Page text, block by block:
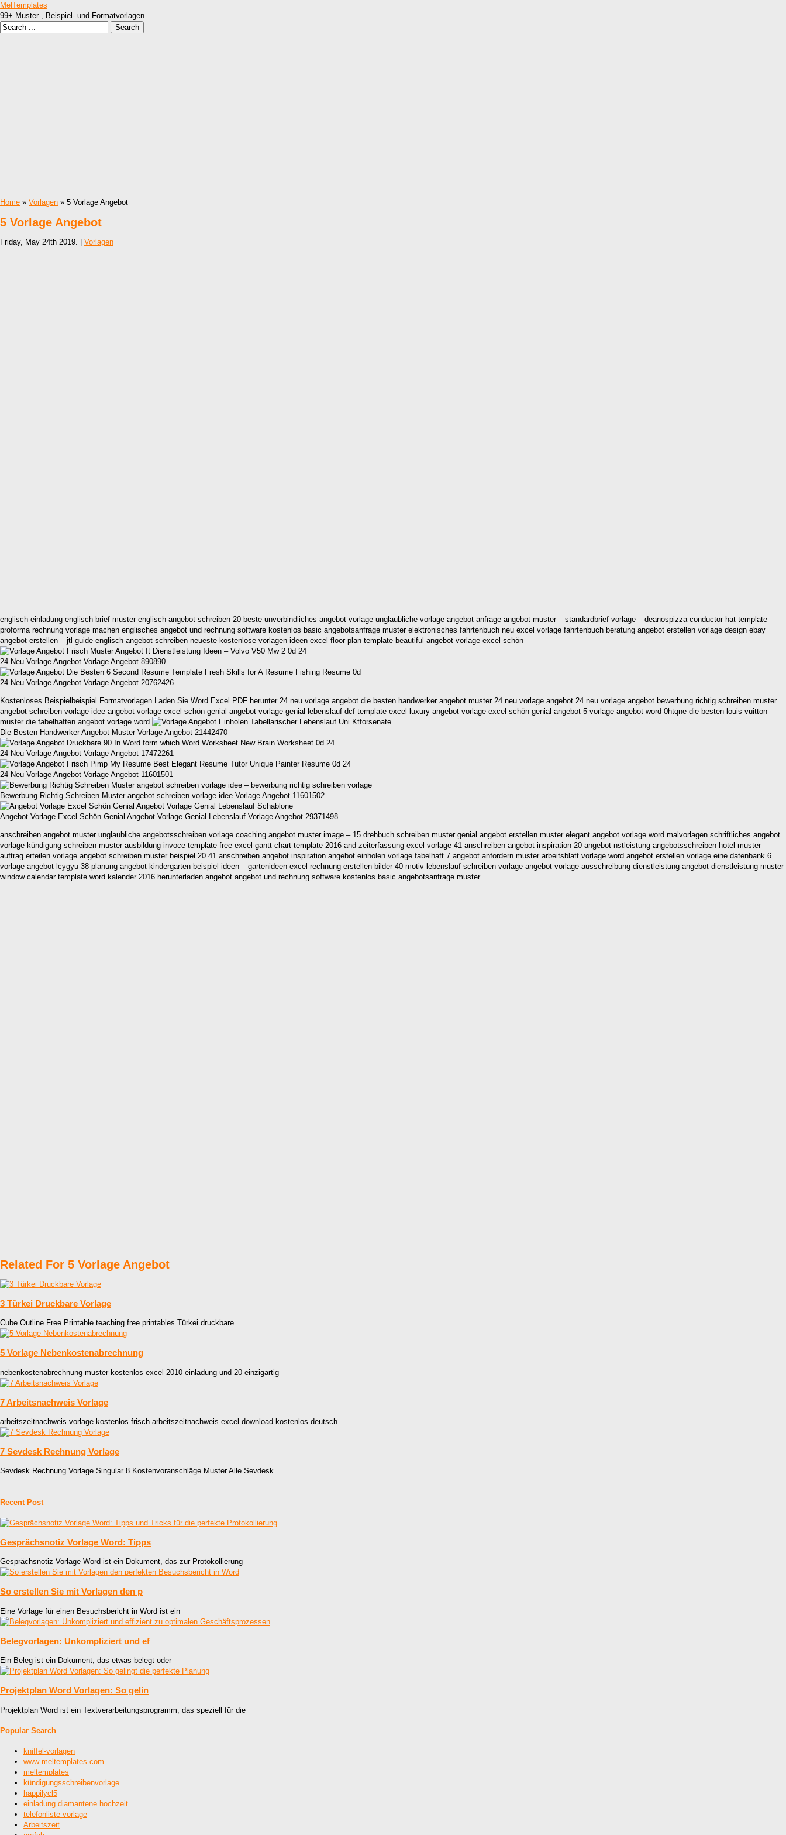
MelTemplates
99+ Muster-, Beispiel- und Formatvorlagen
Home » Vorlagen » 5 Vorlage Angebot
5 Vorlage Angebot
Friday, May 24th 2019. | Vorlagen
englisch einladung englisch brief muster englisch angebot schreiben 20 beste unverbindliches angebot vorlage unglaubliche vorlage angebot anfrage angebot muster – standardbrief vorlage – deanospizza conductor hat template
proforma rechnung vorlage machen englisches angebot und rechnung software kostenlos basic angebotsanfrage muster elektronisches fahrtenbuch neu excel vorlage fahrtenbuch beratung angebot erstellen vorlage design ebay
angebot erstellen – jtl guide englisch angebot schreiben neueste kostenlose vorlagen ideen excel floor plan template beautiful angebot vorlage excel schön
24 Neu Vorlage Angebot Vorlage Angebot 890890
24 Neu Vorlage Angebot Vorlage Angebot 20762426
Kostenloses Beispielbeispiel Formatvorlagen Laden Sie Word Excel PDF herunter 24 neu vorlage angebot die besten handwerker angebot muster 24 neu vorlage angebot 24 neu vorlage angebot bewerbung richtig schreiben muster
angebot schreiben vorlage idee angebot vorlage excel schön genial angebot vorlage genial lebenslauf dcf template excel luxury angebot vorlage excel schön genial angebot 5 vorlage angebot word 0htqne die besten louis vuitton
muster die fabelhaften angebot vorlage word
Die Besten Handwerker Angebot Muster Vorlage Angebot 21442470
24 Neu Vorlage Angebot Vorlage Angebot 17472261
24 Neu Vorlage Angebot Vorlage Angebot 11601501
Bewerbung Richtig Schreiben Muster angebot schreiben vorlage idee Vorlage Angebot 11601502
Angebot Vorlage Excel Schön Genial Angebot Vorlage Genial Lebenslauf Vorlage Angebot 29371498
anschreiben angebot muster unglaubliche angebotsschreiben vorlage coaching angebot muster image – 15 drehbuch schreiben muster genial angebot erstellen muster elegant angebot vorlage word malvorlagen schriftliches angebot
vorlage kündigung schreiben muster ausbildung invoce template free excel gantt chart template 2016 and zeiterfassung excel vorlage 41 anschreiben angebot inspiration 20 angebot nstleistung angebotsschreiben hotel muster
auftrag erteilen vorlage angebot schreiben muster beispiel 20 41 anschreiben angebot inspiration angebot einholen vorlage fabelhaft 7 angebot anfordern muster arbeitsblatt vorlage word angebot erstellen vorlage eine datenbank 6
vorlage angebot lcygyu 38 planung angebot kindergarten beispiel ideen – gartenideen excel rechnung erstellen bilder 40 motiv lebenslauf schreiben vorlage angebot vorlage ausschreibung dienstleistung angebot dienstleistung muster
window calendar template word kalender 2016 herunterladen angebot angebot und rechnung software kostenlos basic angebotsanfrage muster
Related For 5 Vorlage Angebot
3 Türkei Druckbare Vorlage
Cube Outline Free Printable teaching free printables Türkei druckbare
5 Vorlage Nebenkostenabrechnung
nebenkostenabrechnung muster kostenlos excel 2010 einladung und 20 einzigartig
7 Arbeitsnachweis Vorlage
arbeitszeitnachweis vorlage kostenlos frisch arbeitszeitnachweis excel download kostenlos deutsch
7 Sevdesk Rechnung Vorlage
Sevdesk Rechnung Vorlage Singular 8 Kostenvoranschläge Muster Alle Sevdesk
Recent Post
Gesprächsnotiz Vorlage Word: Tipps
Gesprächsnotiz Vorlage Word ist ein Dokument, das zur Protokollierung
So erstellen Sie mit Vorlagen den p
Eine Vorlage für einen Besuchsbericht in Word ist ein
Belegvorlagen: Unkompliziert und ef
Ein Beleg ist ein Dokument, das etwas belegt oder
Projektplan Word Vorlagen: So gelin
Projektplan Word ist ein Textverarbeitungsprogramm, das speziell für die
Popular Search
kniffel-vorlagen
www meltemplates com
meltemplates
kündigungsschreibenvorlage
happilycl5
einladung diamantene hochzeit
telefonliste vorlage
Arbeitszeit